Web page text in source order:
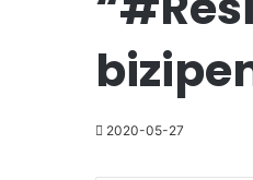
2020-05-27